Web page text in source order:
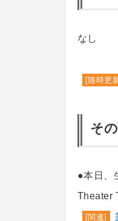
なし
[随時更
そ
●本日、
Theater
[関連]